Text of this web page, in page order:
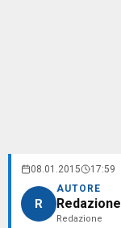
08.01.2015 17:59
R
AUTORE
Redazione
Redazione